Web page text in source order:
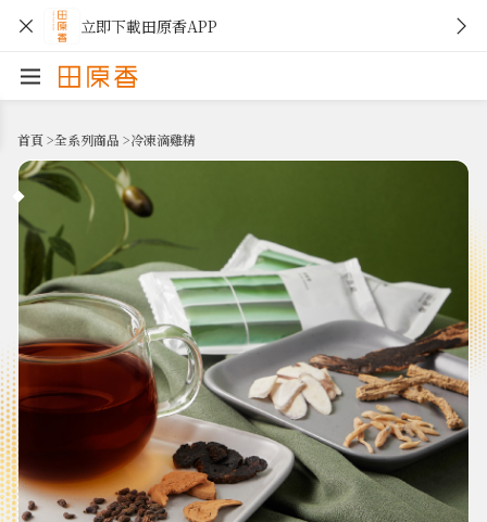
立即下載田原香APP
首頁>全系列商品 >冷凍滴雞精